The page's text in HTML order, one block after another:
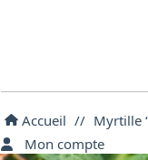
Accueil // Myrtille
Mon compte